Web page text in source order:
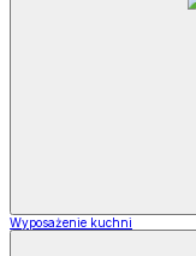
Wyposażenie kuchni